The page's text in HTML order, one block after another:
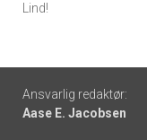
Lind!
Footer
-
Ansvarlig redaktør:
Aase E. Jacobsen